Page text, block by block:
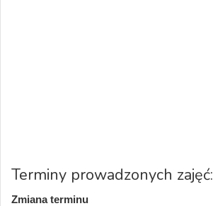
Terminy prowadzonych zajęć:
Zmiana terminu